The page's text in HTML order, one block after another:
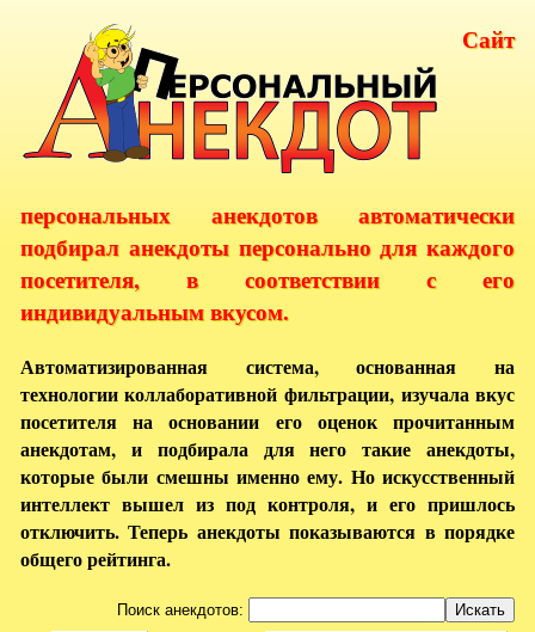
Сайт
персональных анекдотов автоматически
подбирал анекдоты персонально для каждого
посетителя, в соответствии с его
индивидуальным вкусом.
Автоматизированная система, основанная на
технологии коллаборативной фильтрации, изучала вкус
посетителя на основании его оценок прочитанным
анекдотам, и подбирала для него такие анекдоты,
которые были смешны именно ему. Но искусственный
интеллект вышел из под контроля, и его пришлось
отключить. Теперь анекдоты показываются в порядке
общего рейтинга.
Поиск анекдотов: